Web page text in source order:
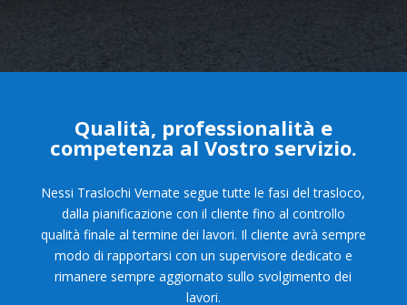
Qualità, professionalità e
competenza al Vostro servizio.
Nessi Traslochi Vernate segue tutte le fasi del trasloco,
dalla pianificazione con il cliente fino al controllo
qualità finale al termine dei lavori. Il cliente avrà sempre
modo di rapportarsi con un supervisore dedicato e
rimanere sempre aggiornato sullo svolgimento dei
lavori.